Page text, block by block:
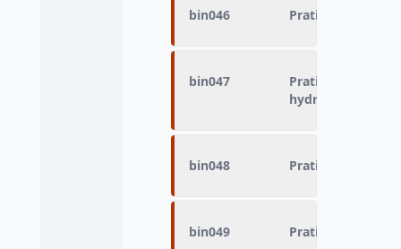
bin046 Pratique du
bin047
Pratique du sport
hydrospeed
bin048 Pratique du
bin049 Pratique du sport